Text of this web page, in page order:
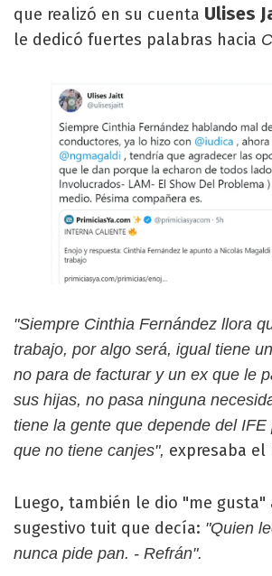
que realizó en su cuenta Ulises
le dedicó fuertes palabras hacia
"Siempre Cinthia Fernández llora
trabajo, por algo será, igual tiene
no para de facturar y un ex que le
sus hijas, no pasa ninguna
tiene la gente que depende del IFE
que no tiene canjes", expresaba el
Luego, también le dio "me gusta"
sugestivo tuit que decía: "Quien
nunca pide pan. - Refrán".